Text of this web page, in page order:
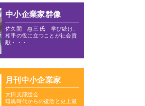
中小企業家群像
佐久間 惠三 氏 学び続け、
相手の役に立つことが社会貢
献・・・
月刊中小企業家
大田支部総会
暗黒時代からの復活と史上最